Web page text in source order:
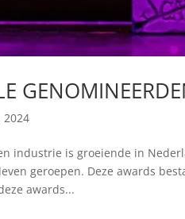
2024
industrie is groeiende in
geroepen. Deze awards
awards...